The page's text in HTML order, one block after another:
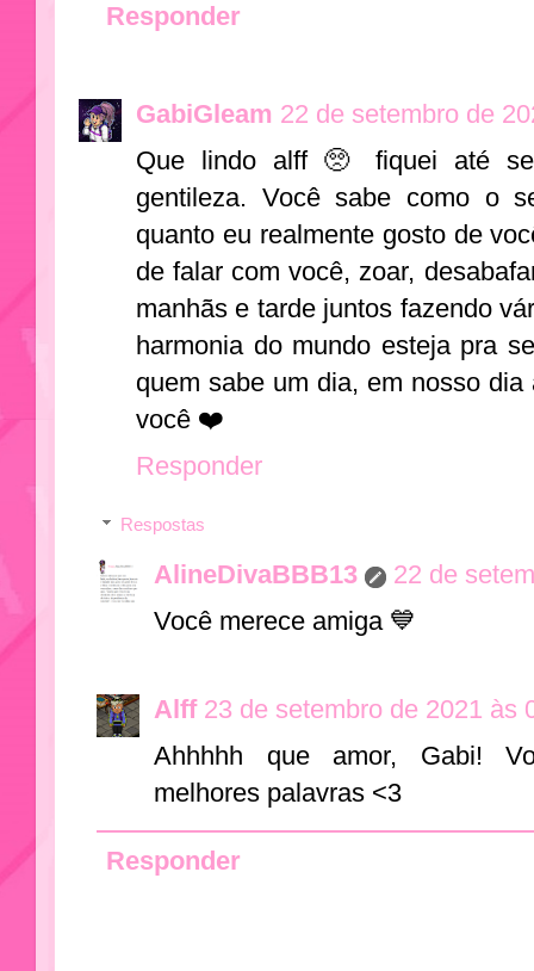
Responder
GabiGleam 22 de setembro de
Que lindo alff 🥺 fiquei até
gentileza. Você sabe como o
quanto eu realmente gosto de
de falar com você, zoar,
manhãs e tarde juntos fazendo
harmonia do mundo esteja pra
quem sabe um dia, em nosso
você ❤️
Responder
Respostas
AlineDivaBBB13
22 de
Você merece amiga 💙
Alff 23 de setembro de 2021 às
Ahhhhh que amor, Gabi!
melhores palavras <3
Responder